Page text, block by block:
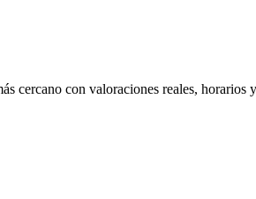
cercano con valoraciones reales, horarios